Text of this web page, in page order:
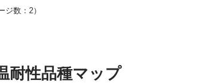
数：2）
性品種マップ